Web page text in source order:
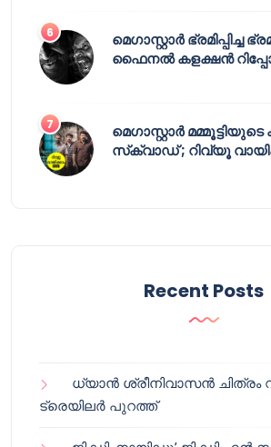
മെഗാസ്റ്റാർ ഭ്രമിപ്പിച്ച
ഫൈനൽ കളക്ഷൻ
മെഗാസ്റ്റാർ
സ്‌ക്വാഡ് ; റിവ്യൂ
Recent Posts
ധ്യാൻ ശ്രീനിവാസൻ ചിത്രം
ട്രെയിലർ പുറത്ത്